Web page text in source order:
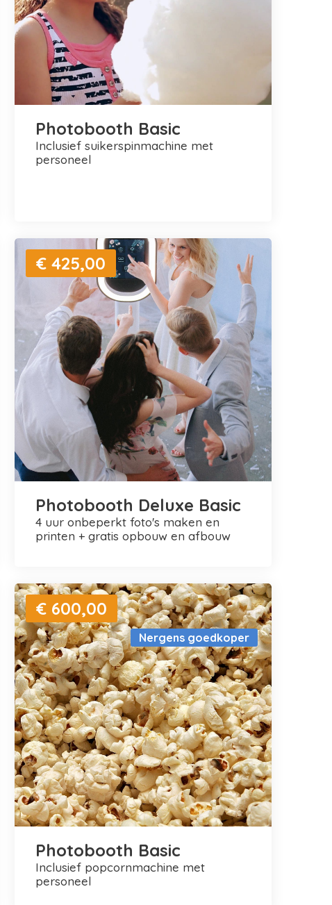
Photobooth Basic
inclusief suikerspinmachine met
personeel
€ 425,00
Photobooth Deluxe Basic
4 uur onbeperkt foto's maken en
printen + gratis opbouw en afbouw
Nergens goedkoper
€ 600,00
Photobooth Basic
inclusief popcornmachine met
personeel